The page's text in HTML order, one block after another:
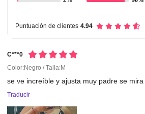
Puntuación de clientes 4.94
C***0
Color:Negro / Talla:M
seve increíbleyajusta muy padrese mira
Traducir